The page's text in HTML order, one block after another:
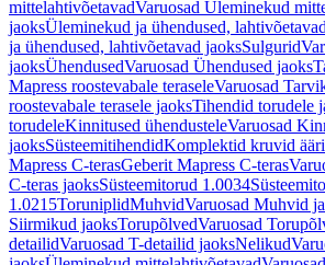
mittelahtivõetavadVaruosad Üleminekud
jaoksÜleminekud ja ühendused, lahtivõetavad
ja ühendused, lahtivõetavad jaoksSulgurid
jaoksÜhendusedVaruosad Ühendused jaoks
Mapress roostevabale teraseleVaruosad
roostevabale terasele jaoksTihendid torudele
torudeleKinnitused ühendusteleVaruosad
jaoksSüsteemitihendidKomplektid kruvid
Mapress C-terasGeberit Mapress C-teras
C-teras jaoksSüsteemitorud 1.0034
1.0215ToruniplidMuhvidVaruosad Muhvid
Siirmikud jaoksTorupõlvedVaruosad
detailidVaruosad T-detailid jaoksNelikud